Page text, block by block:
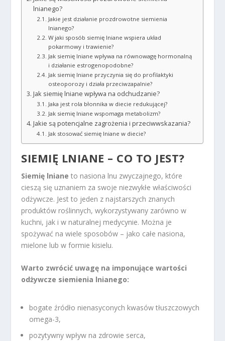
lnianego?
Jakie jest działanie prozdrowotne siemienia
lnianego?
W jaki sposób siemię lniane wspiera układ
pokarmowy i trawienie?
Jak siemię lniane wpływa na równowagę hormonalną
i działanie estrogenopodobne?
Jak siemię lniane przyczynia się do profilaktyki
osteoporozy i działa przeciwzapalnie?
Jak siemię lniane wpływa na odchudzanie?
Jaka jest rola błonnika w diecie redukującej?
Jak siemię lniane wspomaga metabolizm?
Jakie są potencjalne zagrożenia i przeciwwskazania?
Jak stosować siemię lniane w diecie?
SIEMIĘ LNIANE – CO TO JEST?
Siemię lniane to nasiona lnu zwyczajnego, które
cieszą się uznaniem za swoje niezwykłe właściwości
odżywcze. Jest to jeden z najstarszych znanych
produktów roślinnych, wykorzystywany zarówno w
kuchni, jak i w naturalnej medycynie. Można je
spożywać na wiele sposobów – jako całe nasiona,
mielone lub w formie kisielu.
Warto zwrócić uwagę na imponujące wartości
odżywcze siemienia lnianego:
bogate źródło nienasyconych kwasów tłuszczowych
omega-3,
pozytywny wpływ na zdrowie serca,